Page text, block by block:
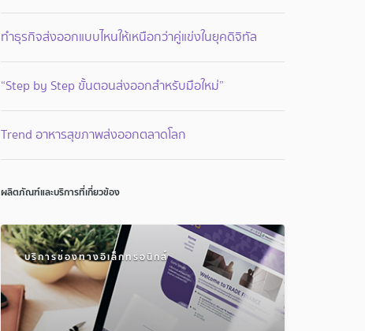
ทำธุรกิจส่งออกแบบไหนให้เหนือกว่าคู่แข่งในยุคดิจิทัล
“Step by Step ขั้นตอนส่งออกสำหรับมือใหม่”
Trend อาหารสุขภาพส่งออกตลาดโลก
ผลิตภัณฑ์และบริการที่เกี่ยวข้อง
บริการช่องทางอิเล็กทรอนิกส์